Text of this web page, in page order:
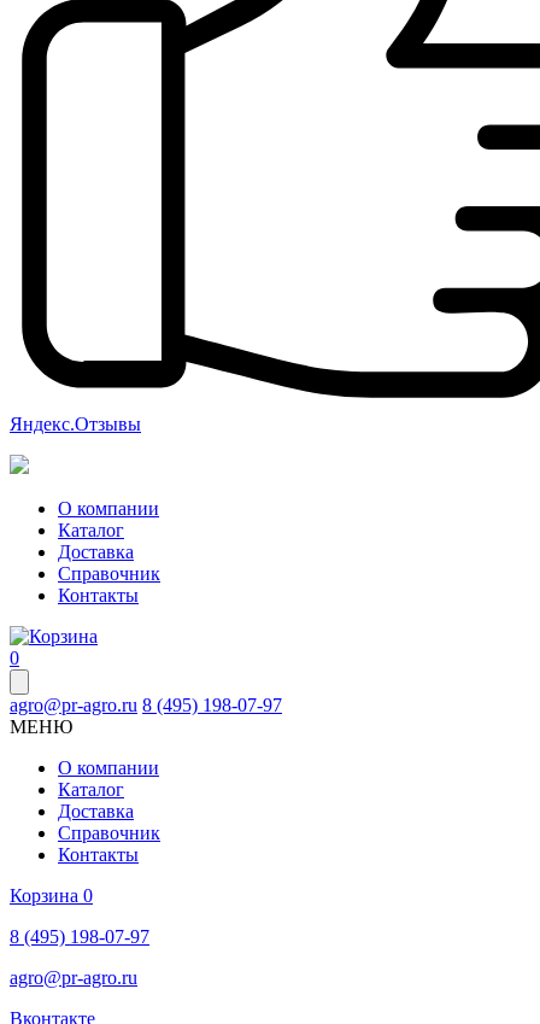
Яндекс.Отзывы
О компании
Каталог
Доставка
Справочник
Контакты
0
agro@pr-agro.ru 8 (495) 198-07-97
МЕНЮ
О компании
Каталог
Доставка
Справочник
Контакты
Корзина 0
8 (495) 198-07-97
agro@pr-agro.ru
Вконтакте